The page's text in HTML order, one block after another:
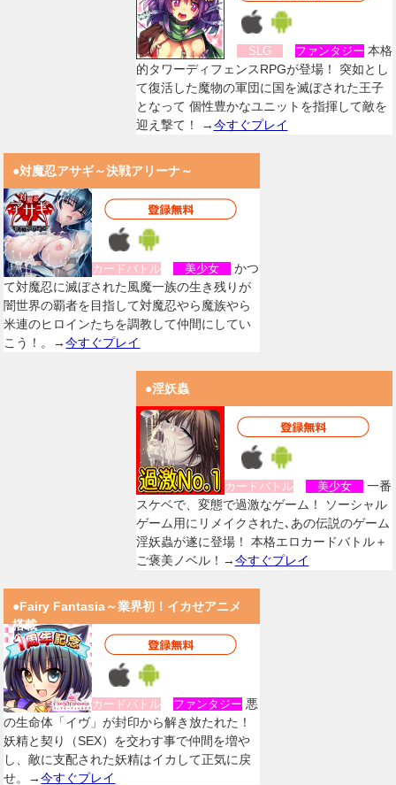
SLG ファンタジー 本格
的タワーディフェンスRPGが登場！ 突如とし
て復活した魔物の軍団に国を滅ぼされた王子
となって 個性豊かなユニットを指揮して敵を
迎え撃て！ →今すぐプレイ
●対魔忍アサギ～決戦アリーナ～
カードバトル 美少女
かつ
て対魔忍に滅ぼされた風魔一族の生き残りが
闇世界の覇者を目指して対魔忍やら魔族やら
米連のヒロインたちを調教して仲間にしてい
こう！。→今すぐプレイ
●淫妖蟲
カードバトル 美少女
一番
スケベで、変態で過激なゲーム！ ソーシャル
ゲーム用にリメイクされた､あの伝説のゲーム
淫妖蟲が遂に登場！ 本格エロカードバトル＋
ご褒美ノベル！→今すぐプレイ
●Fairy Fantasia～業界初！イカせアニメ
搭載
カードバトル ファンタジー 悪
の生命体「イヴ」が封印から解き放たれた！
妖精と契り（SEX）を交わす事で仲間を増や
し、敵に支配された妖精はイカして正気に戻
せ。→今すぐプレイ